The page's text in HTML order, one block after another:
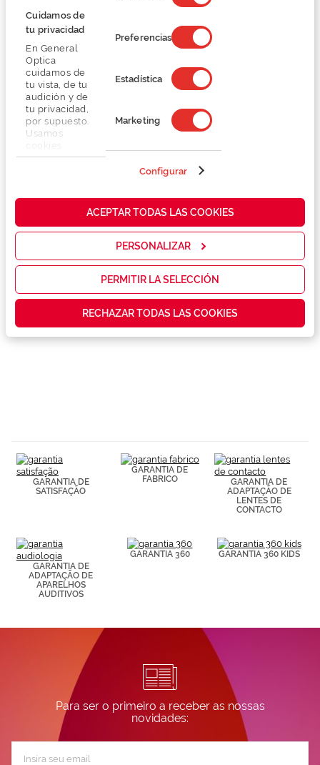
Cuidamos de
tu privacidad
En General
Optica
cuidamos de
tu vista, de tu
audición y de
tu privacidad,
por supuesto.
Usamos
propias y de
cómo mejorar
servicios y
las
que realmente
contenidos
personalizados
Puedes
consultar más
información en
nuestra
consentimiento
Preferencias
Estadística
Marketing
Configurar
ACEPTAR TODAS LAS COOKIES
PERSONALIZAR
PERMITIR LA SELECCIÓN
RECHAZAR TODAS LAS COOKIES
Calvin Klein CK23539S
138,75 €
Conselhos
Serviços exclusivos
GARANTIA DE
SATISFAÇÃO
GARANTIA DE
FABRICO
GARANTIA DE
ADAPTAÇÃO DE
LENTES DE
CONTACTO
GARANTIA DE
ADAPTAÇÃO DE
APARELHOS
AUDITIVOS
GARANTIA 360 GARANTIA 360 KIDS
Para ser o primeiro a receber as nossas
novidades: